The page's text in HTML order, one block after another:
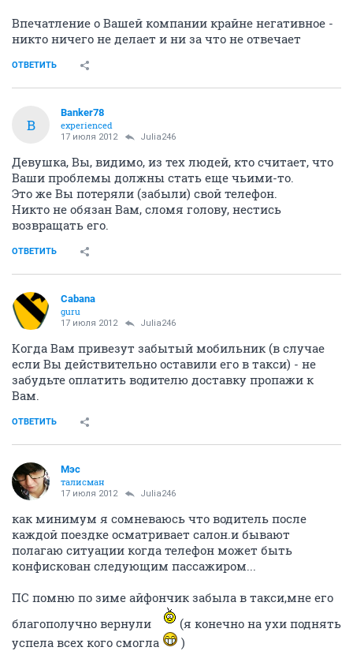
Впечатление о Вашей компании крайне негативное -
никто ничего не делает и ни за что не отвечает
ОТВЕТИТЬ
B
Banker78
experienced
17 июля 2012 Julia246
Девушка, Вы, видимо, из тех людей, кто считает, что
Ваши проблемы должны стать еще чьими-то.
Это же Вы потеряли (забыли) свой телефон.
Никто не обязан Вам, сломя голову, нестись
возвращать его.
ОТВЕТИТЬ
Cabana
guru
17 июля 2012 Julia246
Когда Вам привезут забытый мобильник (в случае
если Вы действительно оставили его в такси) - не
забудьте оплатить водителю доставку пропажи к
Вам.
ОТВЕТИТЬ
Мэс
талисман
17 июля 2012 Julia246
как минимум я сомневаюсь что водитель после
каждой поездке осматривает салон.и бывают
полагаю ситуации когда телефон может быть
конфискован следующим пассажиром...
ПС помню по зиме айфончик забыла в такси,мне его
благополучно вернули
(я конечно на ухи поднять
успела всех кого смогла
)